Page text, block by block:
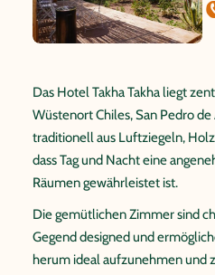
Das Hotel Takha Takha liegt
Wüstenort Chiles, San Pedro
traditionell aus Luftziegeln,
dass Tag und Nacht eine
Räumen gewährleistet ist.
Die gemütlichen Zimmer sind
Gegend designed und
herum ideal aufzunehmen und